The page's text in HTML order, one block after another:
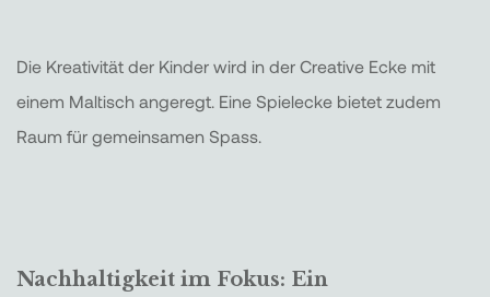
Die Kreativität der Kinder wird in der Creative Ecke mit
einem Maltisch angeregt. Eine Spielecke bietet zudem
Raum für gemeinsamen Spass.
Nachhaltigkeit im Fokus: Ein